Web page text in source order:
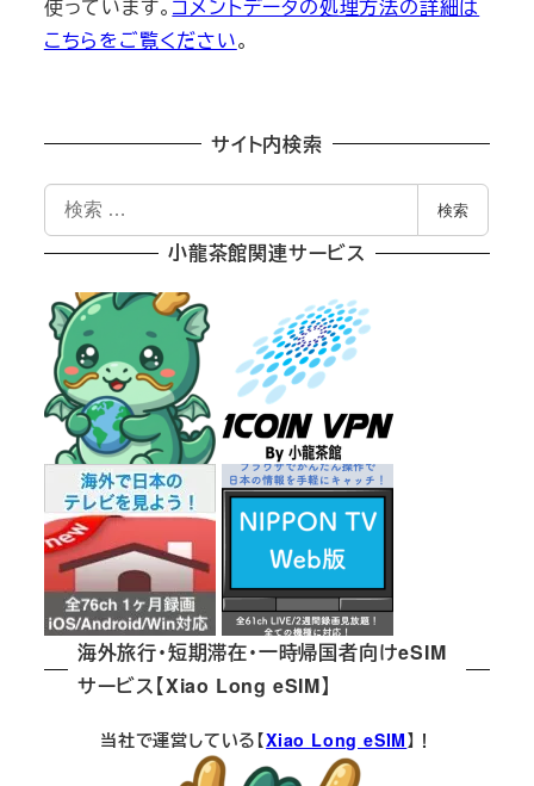
使っています。 コメントデータの処理方法の詳細は
こちらをご覧ください。
サイト内検索
索
検索
小龍茶館関連サービス
海外旅行・短期滞在・一時帰国者向けeSIM
サービス【Xiao Long eSIM】
当社で運営している【Xiao Long eSIM】！